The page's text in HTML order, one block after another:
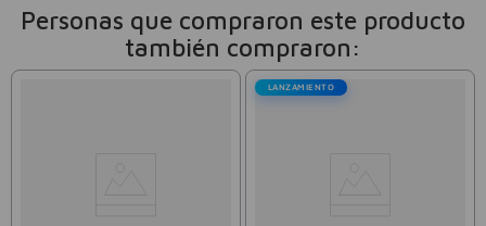
Personas que compraron este producto
también compraron:
LANZAMIENTO